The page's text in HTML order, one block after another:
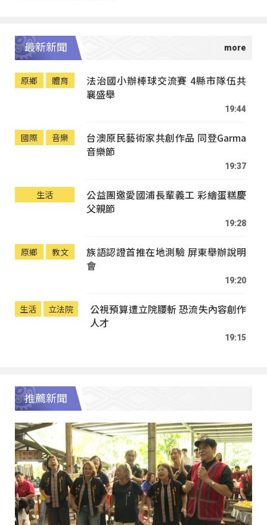
最新新聞
原鄉 體育
法治國小辦棒球交流賽 4縣市隊伍共
襄盛舉
19:44
國際 音樂
台澳原民藝術家共創作品 同登Garma
音樂節
19:37
生活
公益團邀愛國浦長輩義工 彩繪蛋糕慶
父親節
19:28
原鄉 教文
族語認證首推在地測驗 屏東舉辦說明
會
19:20
生活 立法院
公視預算遭立院腰斬 恐流失內容創作
人才
19:15
推薦新聞